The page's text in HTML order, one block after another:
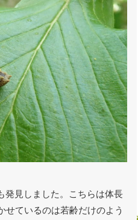
発見しました。こちらは体長
せているのは若齢だけのよう